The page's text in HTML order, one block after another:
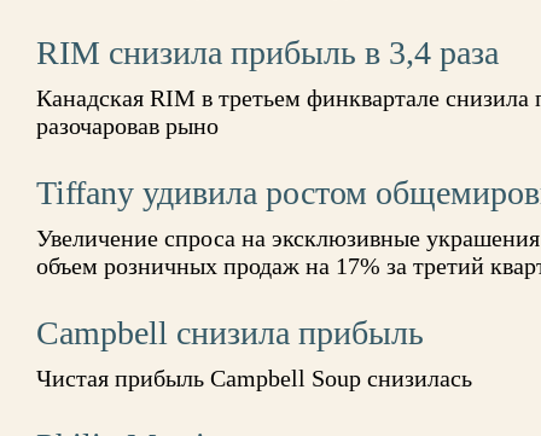
RIM снизила прибыль в 3,4 раза
Канадская RIM в третьем финквартале снизила
разочаровав рыно
Tiffany удивила ростом
Увеличение спроса на эксклюзивные
объем розничных продаж на 17% за третий
Campbell снизила прибыль
Чистая прибыль Campbell Soup снизилась